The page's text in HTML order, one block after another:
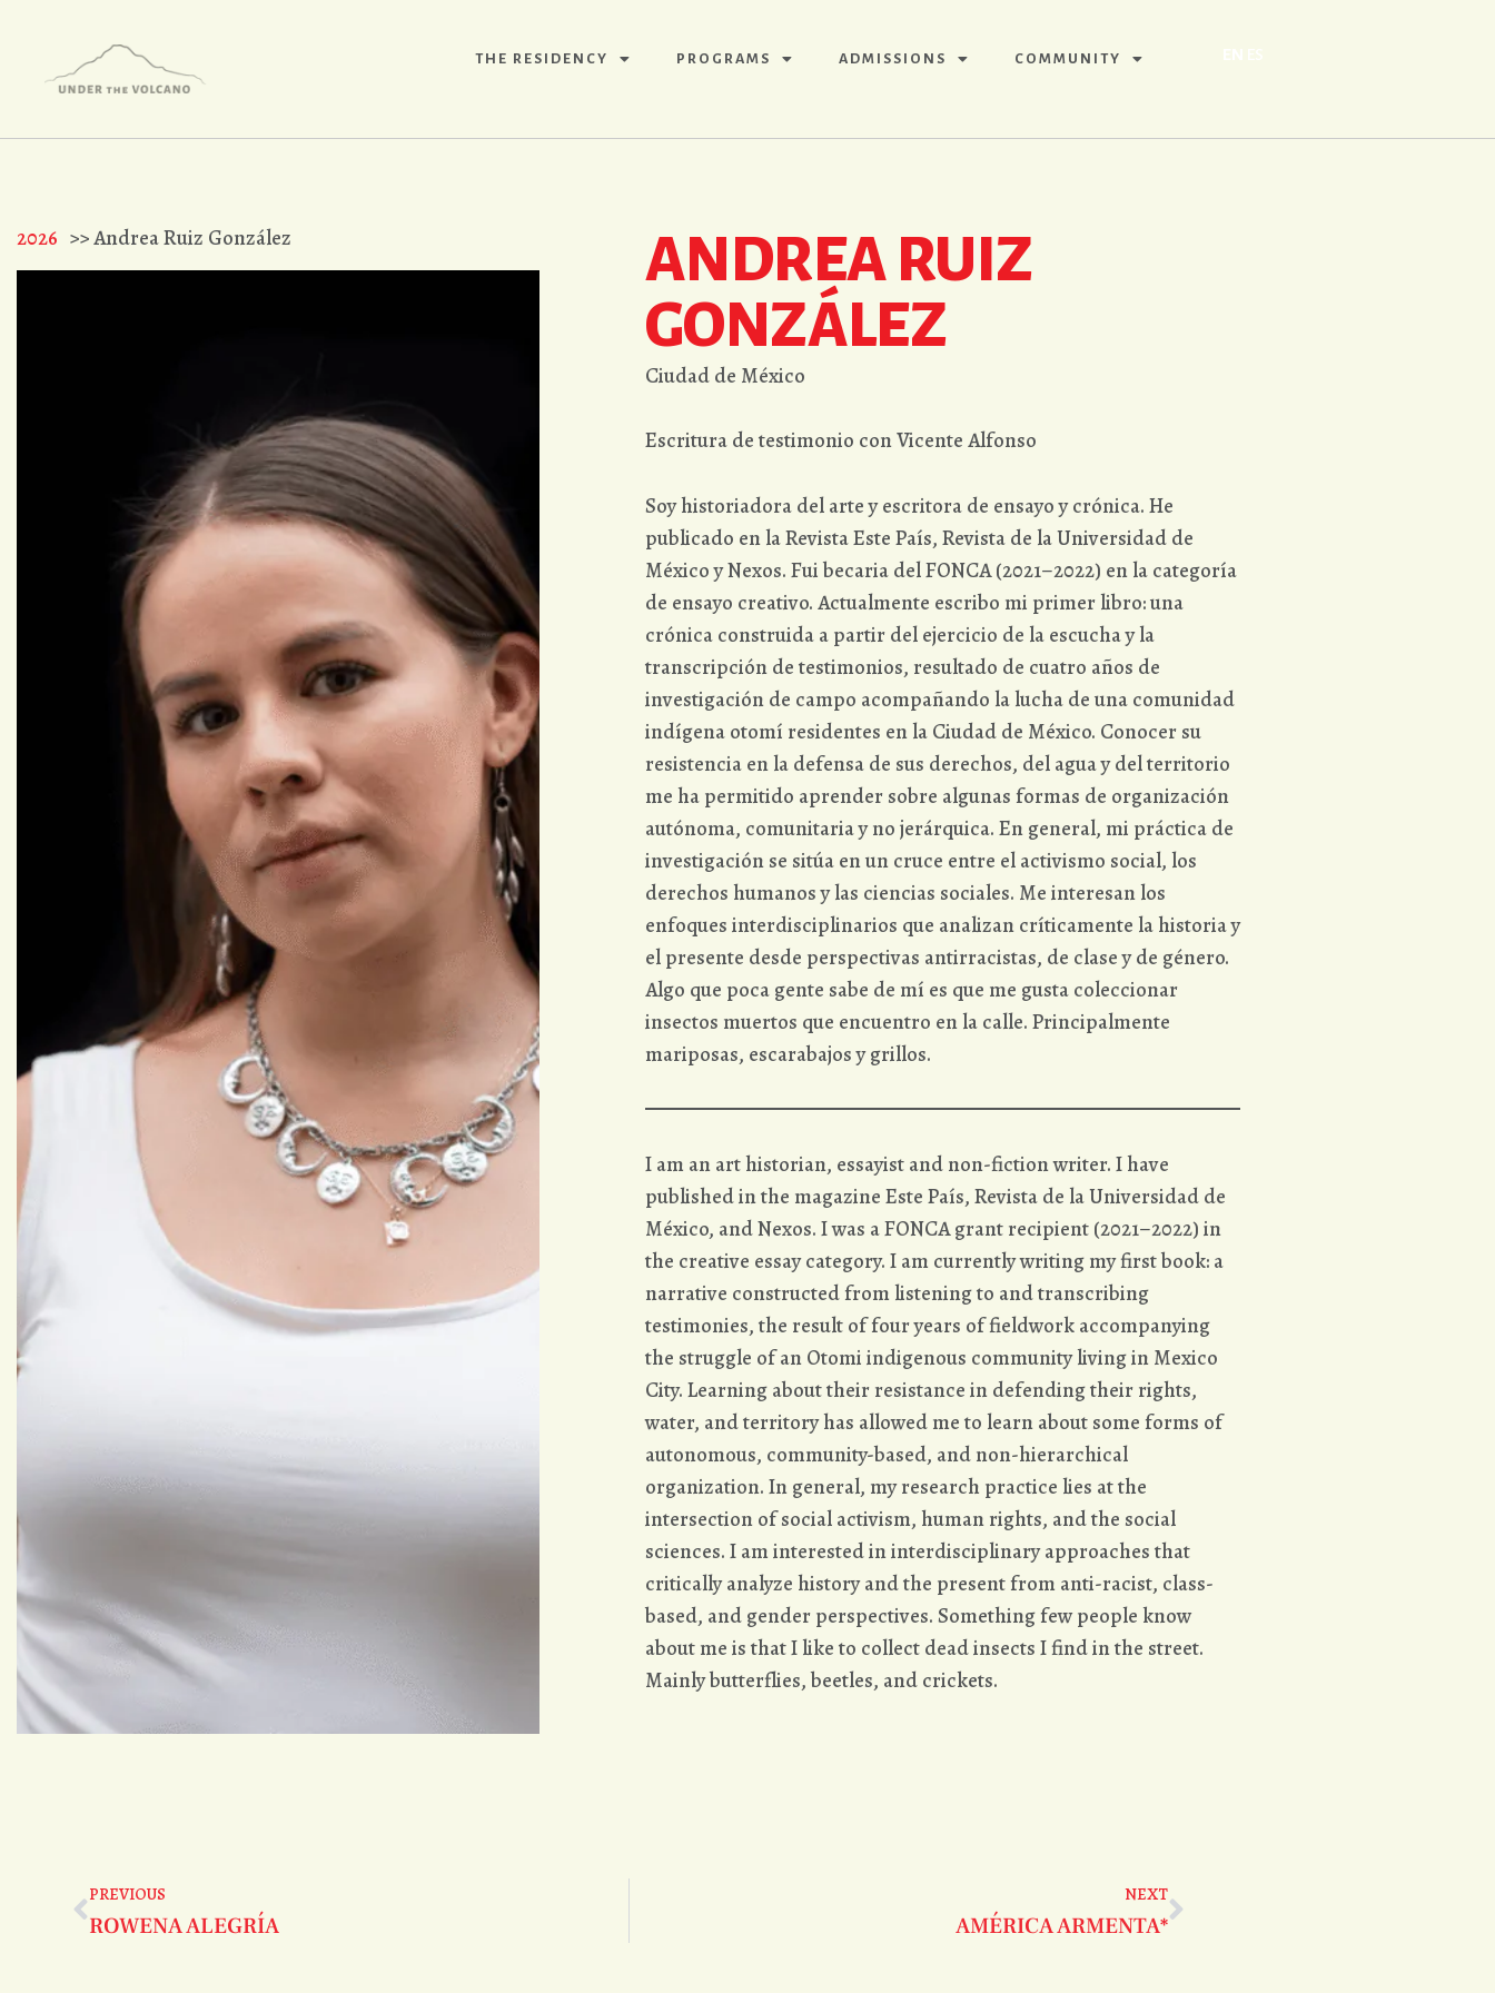
THE RESIDENCY PROGRAMS ADMISSIONS COMMUNITY
2026 >> Andrea Ruiz González
ANDREA RUIZ
GONZÁLEZ
Ciudad de México
Escritura de testimonio con Vicente Alfonso
Soy historiadora del arte y escritora de ensayo y crónica. He
publicado en la Revista Este País, Revista de la Universidad de
México y Nexos. Fui becaria del FONCA (2021–2022) en la categoría
de ensayo creativo. Actualmente escribo mi primer libro: una
crónica construida a partir del ejercicio de la escucha y la
transcripción de testimonios, resultado de cuatro años de
investigación de campo acompañando la lucha de una comunidad
indígena otomí residentes en la Ciudad de México. Conocer su
resistencia en la defensa de sus derechos, del agua y del territorio
me ha permitido aprender sobre algunas formas de organización
autónoma, comunitaria y no jerárquica. En general, mi práctica de
investigación se sitúa en un cruce entre el activismo social, los
derechos humanos y las ciencias sociales. Me interesan los
enfoques interdisciplinarios que analizan críticamente la historia y
el presente desde perspectivas antirracistas, de clase y de género.
Algo que poca gente sabe de mí es que me gusta coleccionar
insectos muertos que encuentro en la calle. Principalmente
mariposas, escarabajos y grillos.
I am an art historian, essayist and non-fiction writer. I have
published in the magazine Este País, Revista de la Universidad de
México, and Nexos. I was a FONCA grant recipient (2021–2022) in
the creative essay category. I am currently writing my first book: a
narrative constructed from listening to and transcribing
testimonies, the result of four years of fieldwork accompanying
the struggle of an Otomi indigenous community living in Mexico
City. Learning about their resistance in defending their rights,
water, and territory has allowed me to learn about some forms of
autonomous, community-based, and non-hierarchical
organization. In general, my research practice lies at the
intersection of social activism, human rights, and the social
sciences. I am interested in interdisciplinary approaches that
critically analyze history and the present from anti-racist, class-
based, and gender perspectives. Something few people know
about me is that I like to collect dead insects I find in the street.
Mainly butterflies, beetles, and crickets.
PREVIOUS
ROWENA ALEGRÍA
NEXT
AMÉRICA ARMENTA*